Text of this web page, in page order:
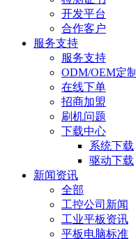
开发平台
合作客户
服务支持
服务支持
ODM/OEM定制
在线下单
招商加盟
刷机问题
下载中心
系统下载
驱动下载
新闻资讯
全部
工控公司新闻
工业平板资讯
平板电脑标准